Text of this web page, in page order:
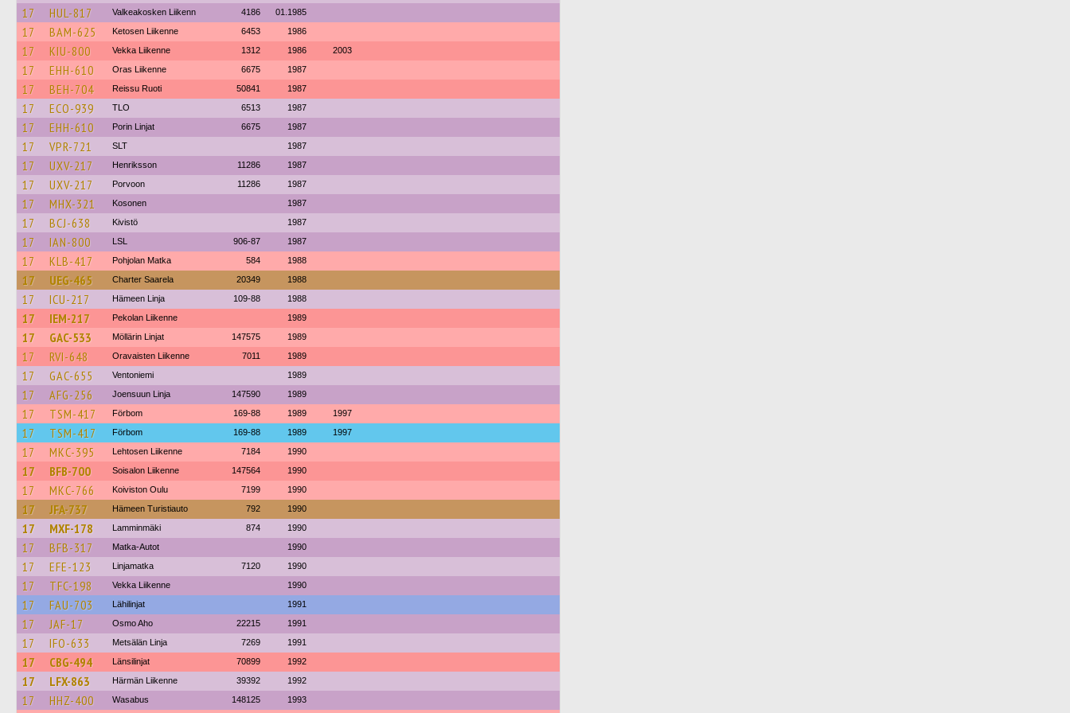
17 HUL-817 Valkeakosken Liikenn 4186 01.1985
17 BAM-625 Ketosen Liikenne 6453 1986
17 KIU-800 Vekka Liikenne 1312 1986 2003
17 EHH-610 Oras Liikenne 6675 1987
17 BEH-704 Reissu Ruoti 50841 1987
17 ECO-939 TLO 6513 1987
17 EHH-610 Porin Linjat 6675 1987
17 VPR-721 SLT 1987
17 UXV-217 Henriksson 11286 1987
17 UXV-217 Porvoon 11286 1987
17 MHX-321 Kosonen 1987
17 BCJ-638 Kivistö 1987
17 IAN-800 LSL 906-87 1987
17 KLB-417 Pohjolan Matka 584 1988
17 UEG-465 Charter Saarela 20349 1988
17 ICU-217 Hämeen Linja 109-88 1988
17 IEM-217 Pekolan Liikenne 1989
17 GAC-533 Möllärin Linjat 147575 1989
17 RVI-648 Oravaisten Liikenne 7011 1989
17 GAC-655 Ventoniemi 1989
17 AFG-256 Joensuun Linja 147590 1989
17 TSM-417 Förbom 169-88 1989 1997
17 TSM-417 Förbom 169-88 1989 1997
17 MKC-395 Lehtosen Liikenne 7184 1990
17 BFB-700 Soisalon Liikenne 147564 1990
17 MKC-766 Koiviston Oulu 7199 1990
17 JFA-737 Hämeen Turistiauto 792 1990
17 MXF-178 Lamminmäki 874 1990
17 BFB-317 Matka-Autot 1990
17 EFE-123 Linjamatka 7120 1990
17 TFC-198 Vekka Liikenne 1990
17 FAU-703 Lähilinjat 1991
17 JAF-17 Osmo Aho 22215 1991
17 IFO-633 Metsälän Linja 7269 1991
17 CBG-494 Länsilinjat 70899 1992
17 LFX-863 Härmän Liikenne 39392 1992
17 HHZ-400 Wasabus 148125 1993